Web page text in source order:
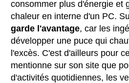
consommer plus d'énergie et
chaleur en interne d'un PC.
garde l'avantage, car les
développer une puce qui
l'excès. C'est d'ailleurs pour
mentionne sur son site que
d'activités quotidiennes, les